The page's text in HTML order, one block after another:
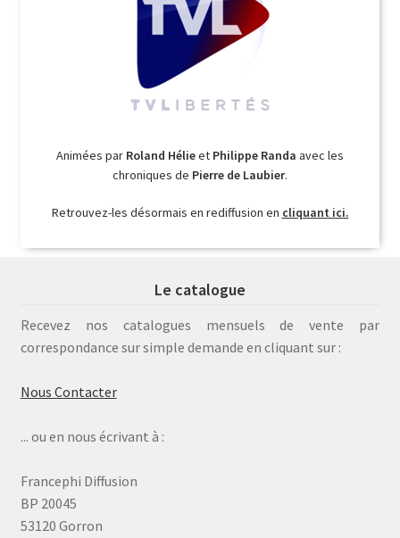
Animées par Roland Hélieet Philippe Randa avec les
chroniques de Pierre de Laubier.
Retrouvez-les désormais en rediffusion en cliquant ici.
Le catalogue
Recevez nos catalogues mensuels de vente par
correspondance sur simple demande en cliquant sur :
Nous Contacter
... ou en nous écrivant à :
Francephi Diffusion
BP 20045
53120 Gorron